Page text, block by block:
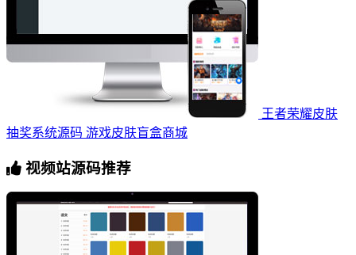
王者荣耀皮肤
抽奖系统源码 游戏皮肤盲盒商城
视频站源码推荐